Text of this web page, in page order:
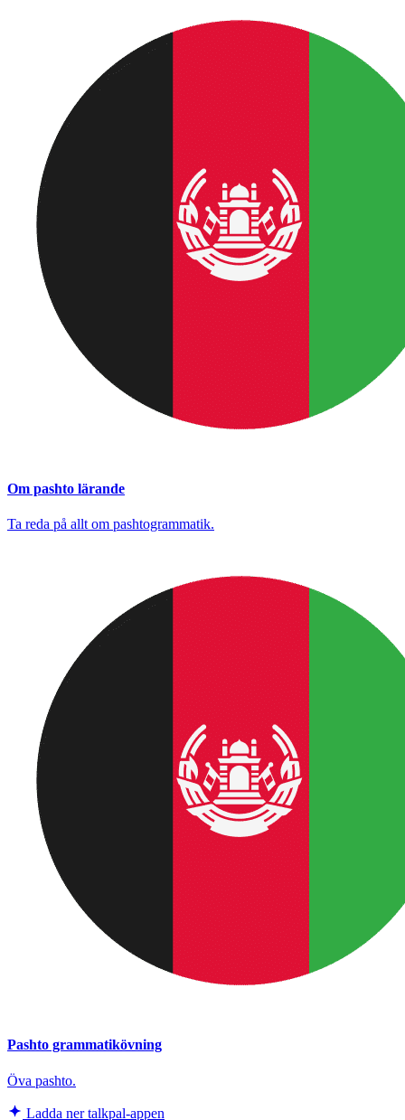
Om pashto lärande
Ta reda på allt om pashtogrammatik.
Pashto grammatikövning
Öva pashto.
Ladda ner talkpal-appen